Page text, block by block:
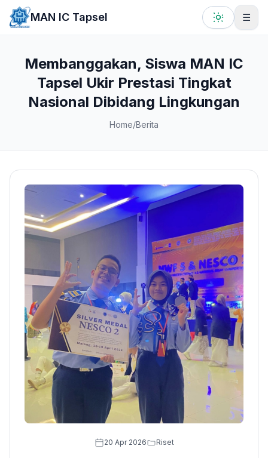
Lewati ke konten utama
MAN IC Tapsel ☰
Membanggakan, Siswa MAN IC
Tapsel Ukir Prestasi Tingkat
Nasional Dibidang Lingkungan
Home/Berita
20 Apr 2026 Riset